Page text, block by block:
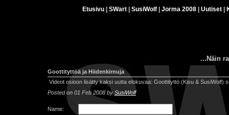
Etusivu SWart SusiWolf Jorma 2008 Uutiset
...Näin
Goottityttöä ja Hiidenkirnuja
Videot osioon lisätty kaksi uutta elokuvaa: Goottityttö (Kisu & SusiWolf)
Posted on 01 Feb 2008 by SusiWolf
Name: